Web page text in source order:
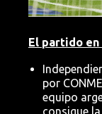
El partido en
por
equipo
consigue